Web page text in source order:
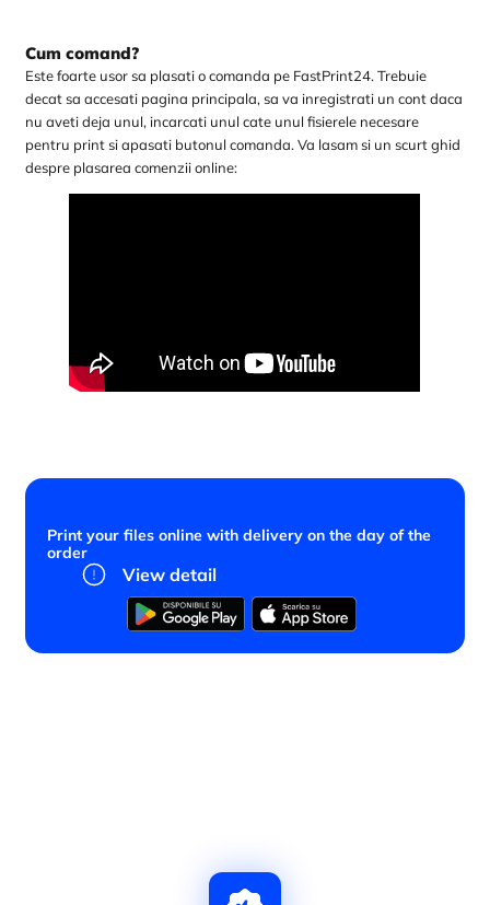
Cum comand?
Este foarte usor sa plasati o comanda pe FastPrint24. Trebuie
decat sa accesati pagina principala, sa va inregistrati un cont daca
nu aveti deja unul, incarcati unul cate unul fisierele necesare
pentru print si apasati butonul comanda. Va lasam si un scurt ghid
despre plasarea comenzii online:
Print your files online with delivery on the day of the
order
View detail